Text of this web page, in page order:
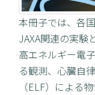
本冊子では、各
JAXA関連の実験
高エネルギー電
る観測、心臓自
（ELF）による